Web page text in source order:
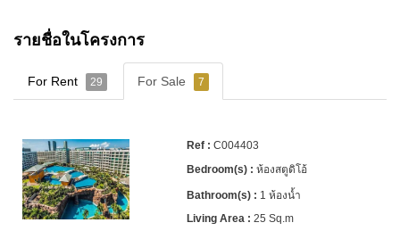
รายชื่อในโครงการ
For Rent 29 For Sale 7
C004403
ห้องสตูดิโอ้
1 ห้องน้ำ
25 Sq.m